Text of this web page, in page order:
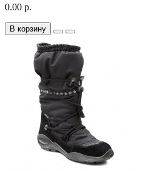
0.00 р.
В корзину